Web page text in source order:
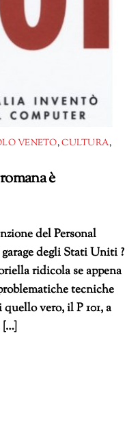
VENETO,CULTURA,
è
del Personal
degli Stati Uniti ?
ridicola se appena
tecniche
vero, il P 101, a
[…]